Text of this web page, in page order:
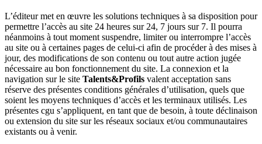
L’éditeur met en œuvre les solutions techniques à sa disposition pour
permettre l’accès au site 24 heures sur 24, 7 jours sur 7. Il pourra
néanmoins à tout moment suspendre, limiter ou interrompre l’accès
au site ou à certaines pages de celui-ci afin de procéder à des mises à
jour, des modifications de son contenu ou tout autre action jugée
nécessaire au bon fonctionnement du site. La connexion et la
navigation sur le site Talents&Profils valent acceptation sans
réserve des présentes conditions générales d’utilisation, quels que
soient les moyens techniques d’accès et les terminaux utilisés. Les
présentes cgu s’appliquent, en tant que de besoin, à toute déclinaison
ou extension du site sur les réseaux sociaux et/ou communautaires
existants ou à venir.